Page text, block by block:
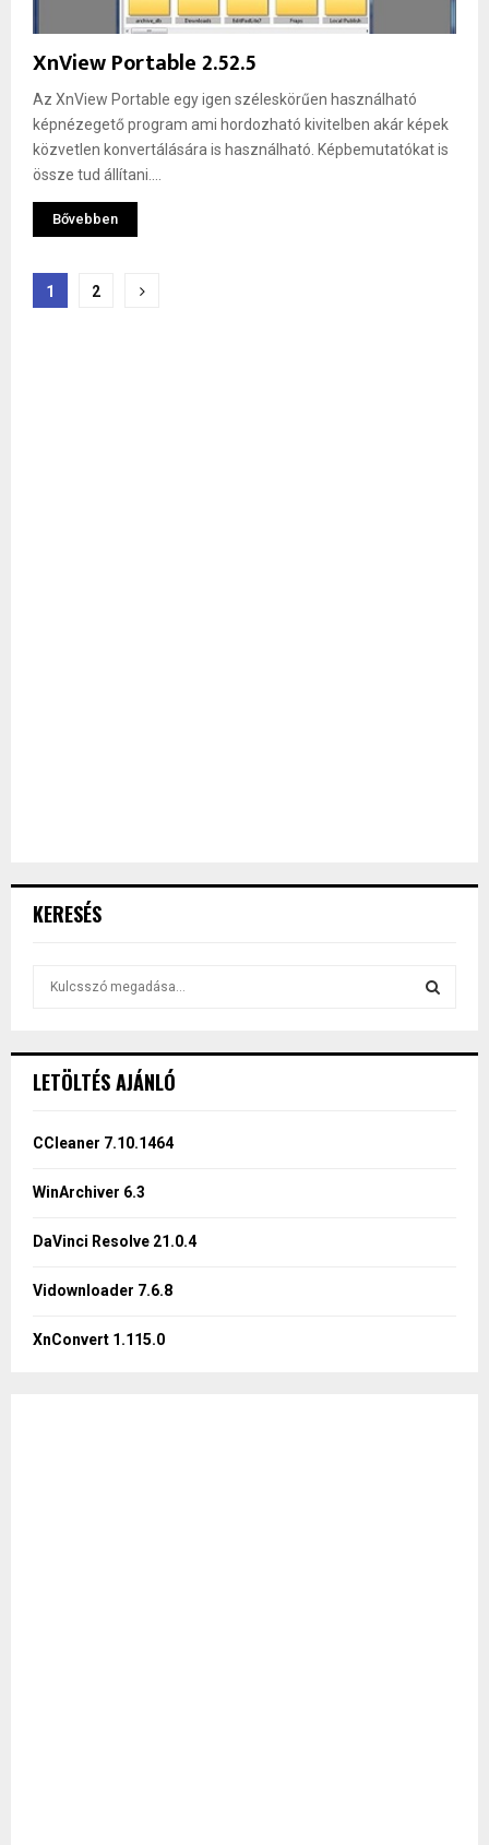
XnView Portable 2.52.5
Az XnView Portable egy igen széleskörűen használható
képnézegető program ami hordozható kivitelben akár képek
közvetlen konvertálására is használható. Képbemutatókat is
össze tud állítani....
Bővebben
Bejegyzések
1 2
KERESÉS
h
o
:
LETÖLTÉS AJÁNLÓ
CCleaner 7.10.1464
WinArchiver 6.3
DaVinci Resolve 21.0.4
Vidownloader 7.6.8
XnConvert 1.115.0